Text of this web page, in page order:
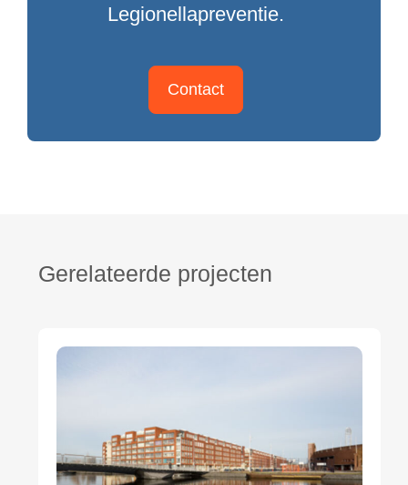
Legionellapreventie.
Contact
Gerelateerde projecten